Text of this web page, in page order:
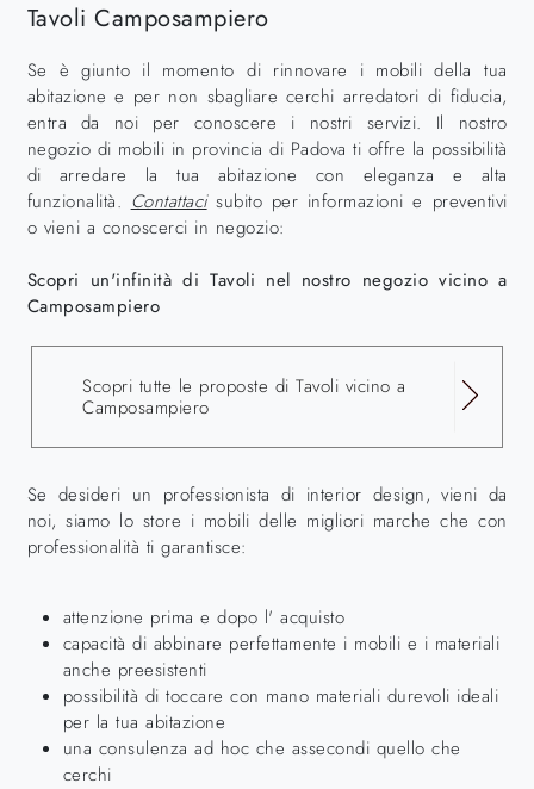
Tavoli Camposampiero
Se è giunto il momento di rinnovare i mobili della tua
abitazione e per non sbagliare cerchi arredatori di fiducia,
entra da noi per conoscere i nostri servizi. Il nostro
negozio di mobili in provincia di Padova ti offre la possibilità
di arredare la tua abitazione con eleganza e alta
funzionalità. Contattacisubito per informazioni e preventivi
o vieni a conoscerci in negozio:
Scopri un'infinità di Tavoli nel nostro negozio vicino a
Camposampiero
Scopri tutte le proposte di Tavoli vicino a
Camposampiero
Se desideri un professionista di interior design, vieni da
noi, siamo lo store i mobili delle migliori marche che con
professionalità ti garantisce:
attenzione prima e dopo l' acquisto
capacità di abbinare perfettamente i mobili e i materiali
anche preesistenti
possibilità di toccare con mano materiali durevoli ideali
per la tua abitazione
una consulenza ad hoc che assecondi quello che
cerchi